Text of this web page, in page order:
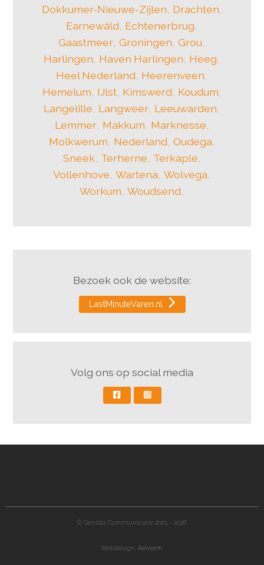
Dokkumer-Nieuwe-Zijlen, Drachten,
Earnewâld, Echtenerbrug,
Gaastmeer,Groningen,Grou,
Harlingen, Haven Harlingen, Heeg,
Heel Nederland, Heerenveen,
Hemelum, IJlst, Kimswerd, Koudum,
Langelille, Langweer, Leeuwarden,
Lemmer, Makkum, Marknesse,
Molkwerum, Nederland, Oudega,
Sneek, Terherne, Terkaple,
Vollenhove,Wartena,Wolvega,
Workum,Woudsend,
Bezoek ook de website:
LastMinuteVaren.nl
Volg ons op social media
© Genista Communicatie 2001 - 2026
Webdesign:Axivorm